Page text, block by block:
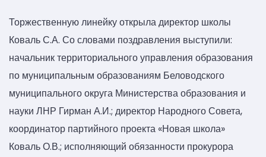
Торжественную линейку открыла директор школы
Коваль С.А. Со словами поздравления выступили:
начальник территориального управления образования
по муниципальным образованиям Беловодского
муниципального округа Министерства образования и
науки ЛНР Гирман А.И.; директор Народного Совета,
координатор партийного проекта «Новая школа»
Коваль О.В.; исполняющий обязанности прокурора